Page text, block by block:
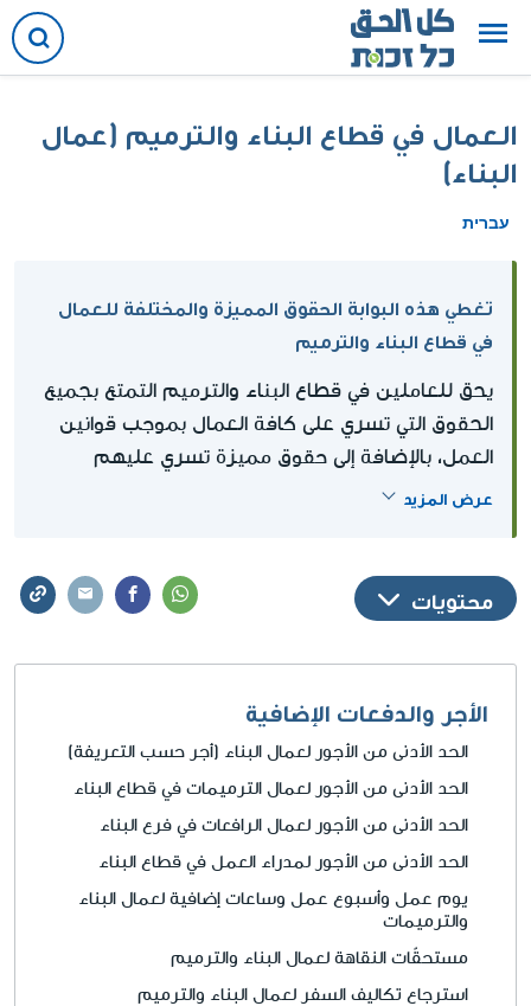
العمال في قطاع البناء والترميم (عمال
البناء)
עברית
تغطي هذه البوابة الحقوق المميزة والمختلفة للعمال
في قطاع البناء والترميم
يحق للعاملين في قطاع البناء والترميم التمتع بجميع
الحقوق التي تسري على كافة العمال بموجب قوانين
العمل، بالإضافة إلى حقوق مميزة تسري عليهم
بموجب أوامر التوسّع الخاصة بهذا القطاع.
التي تسري على العامل، يتوجب على المشغّل التصرف
وفقًا للترتيب الذي يخدم مصلحة العامل.
العمال، راجعوا
بوابة التشغيل
عرض المزيد
محتويات
الأجر والدفعات الإضافية
الحد الأدنى من الأجور لعمال البناء (أجر حسب التعريفة)
الحد الأدنى من الأجور لعمال الترميمات في قطاع البناء
الحد الأدنى من الأجور لعمال الرافعات في فرع البناء
الحد الأدنى من الأجور لمدراء العمل في قطاع البناء
يوم عمل وأسبوع عمل وساعات إضافية لعمال البناء
والترميمات
مستحقّات النقاهة لعمال البناء والترميم
استرجاع تكاليف السفر لعمال البناء والترميم